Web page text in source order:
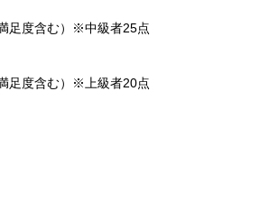
足度含む）※中級者25点
足度含む）※上級者20点